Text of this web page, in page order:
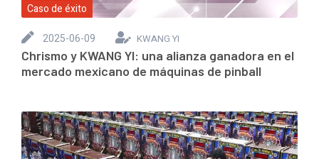
Caso de éxito
2025-06-09
KWANG YI
Chrismo y KWANG YI: una alianza ganadora en el
mercado mexicano de máquinas de pinball